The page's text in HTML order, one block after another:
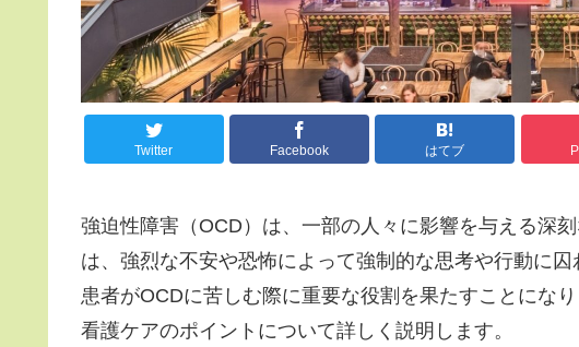
Twitter Facebook はてブ
強迫性障害（OCD）は、一部の人々に影響を与える深
は、強烈な不安や恐怖によって強制的な思考や行動に
患者がOCDに苦しむ際に重要な役割を果たすことにな
看護ケアのポイントについて詳しく説明します。